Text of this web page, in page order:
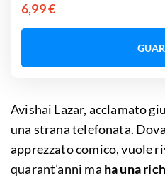
6,99 €
Avishai Lazar, acclamato
una strana telefonata.
apprezzato comico, vuole
quarant’anni ma ha una